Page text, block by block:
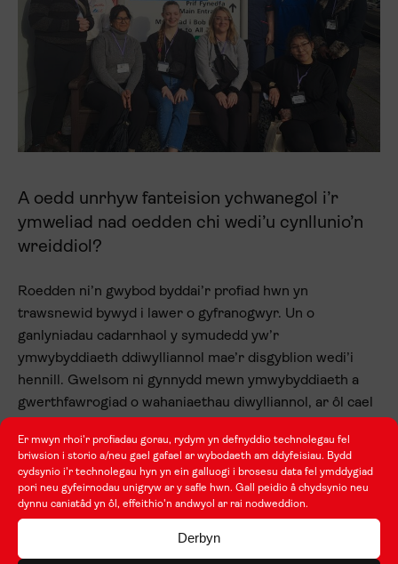
Er mwyn rhoi'r profiadau gorau, rydym yn defnyddio technolegau fel
briwsion i storio a/neu gael gafael ar wybodaeth am ddyfeisiau. Bydd
cydsynio i'r technolegau hyn yn ein galluogi i brosesu data fel ymddygiad
pori neu gyfeirnodau unigryw ar y safle hwn. Gall peidio â chydsynio neu
dynnu caniatâd yn ôl, effeithio'n andwyol ar rai nodweddion.
Derbyn
A oedd unrhyw fanteision ychwanegol i’r
ymweliad nad oedden chi wedi’u cynllunio’n
wreiddiol?
Roedden ni’n gwybod byddai’r profiad hwn yn
trawsnewid bywyd i lawer o gyfranogwyr. Un o
ganlyniadau cadarnhaol y symudedd yw’r
ymwybyddiaeth ddiwylliannol mae’r disgyblion wedi’i
hennill. Gwelsom ni gynnydd mewn ymwybyddiaeth a
gwerthfawrogiad o wahaniaethau diwylliannol, ar ôl cael
Nghanada. Gwnaeth hyn iddyn nhw fyfyrio ar eu
hunaniaeth eu hunain a’u hymdeimlad o Gymreictod.
Weithiau nid yw ein dysgwyr wedi datblygu’r lefel honno
o wytnwch sy’n caniatáu ichi reoli’ch hun yn emosiynol.
Pan fyddwch chi dramor, rydych chi allan o’ch parth